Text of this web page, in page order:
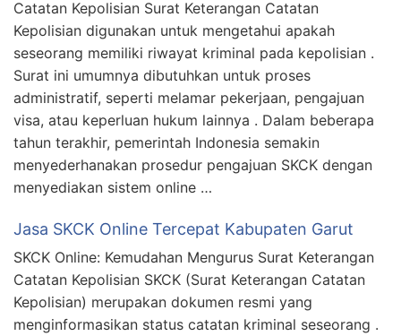
Catatan Kepolisian Surat Keterangan Catatan
Kepolisian digunakan untuk mengetahui apakah
seseorang memiliki riwayat kriminal pada kepolisian .
Surat ini umumnya dibutuhkan untuk proses
administratif, seperti melamar pekerjaan, pengajuan
visa, atau keperluan hukum lainnya . Dalam beberapa
tahun terakhir, pemerintah Indonesia semakin
menyederhanakan prosedur pengajuan SKCK dengan
menyediakan sistem online …
Jasa SKCK Online Tercepat Kabupaten Garut
SKCK Online: Kemudahan Mengurus Surat Keterangan
Catatan Kepolisian SKCK (Surat Keterangan Catatan
Kepolisian) merupakan dokumen resmi yang
menginformasikan status catatan kriminal seseorang .